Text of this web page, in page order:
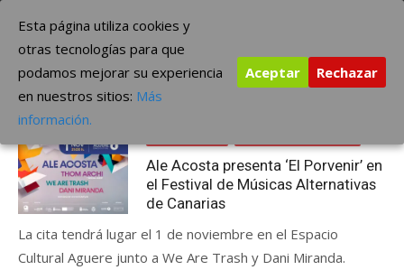
contenido
The Borderline Music
Etiqueta:Ale Acosta
Ale Acosta presenta ‘El Porvenir’ en
el Festival de Músicas Alternativas
de Canarias
La cita tendrá lugar el 1 de noviembre en el Espacio
Cultural Aguere junto a We Are Trash y Dani Miranda.
Esta página utiliza cookies y
otras tecnologías para que
podamos mejorar su experiencia
en nuestros sitios: Más
información.
Aceptar Rechazar